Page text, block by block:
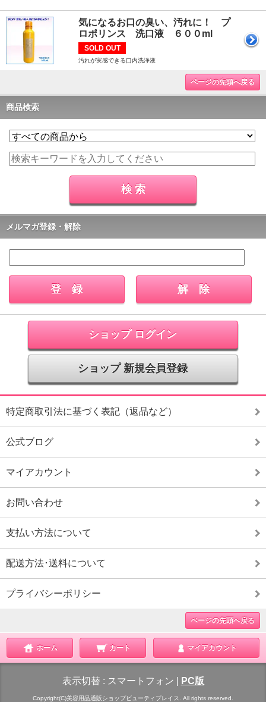
気になるお口の臭い、汚れに！ プ
ロポリンス 洗口液 ６００ml
SOLD OUT
汚れが実感できる口内洗浄液
ページの先頭へ戻る
商品検索
メルマガ登録・解除
ショップ ログイン
ショップ 新規会員登録
特定商取引法に基づく表記（返品など）
公式ブログ
マイアカウント
お問い合わせ
支払い方法について
配送方法･送料について
プライバシーポリシー
ページの先頭へ戻る
ホーム カート マイアカウント
表示切替 : スマートフォン PC版
Copyright(C)美容用品通販ショップビューティプレイス. All rights reserved.